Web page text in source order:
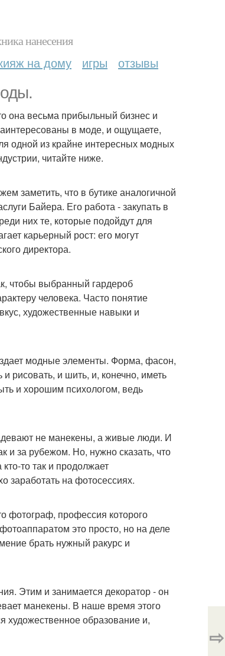
нанесения
на дому игры отзывы
она весьма прибыльный бизнес и
в моде, и ощущаете,
одной из крайне интересных модных
читайте ниже.
заметить, что в бутике аналогичной
Байера. Его работа - закупать в
них те, которые подойдут для
карьерный рост: его могут
директора.
чтобы выбранный гардероб
человека. Часто понятие
художественные навыки и
модные элементы. Форма, фасон,
рисовать, и шить, и, конечно, иметь
и хорошим психологом, ведь
не манекены, а живые люди. И
и за рубежом. Но, нужно сказать, что
то так и продолжает
заработать на фотосессиях.
фотограф, профессия которого
это просто, но на деле
брать нужный ракурс и
Этим и занимается декоратор - он
манекены. В наше время этого
художественное образование и,
⇨